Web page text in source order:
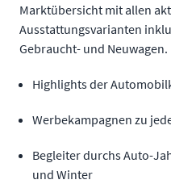
Marktübersicht mit allen
Ausstattungsvarianten
Gebraucht- und Neuwagen.
Highlights der
Werbekampagnen zu
Begleiter durchs Auto-
und Winter